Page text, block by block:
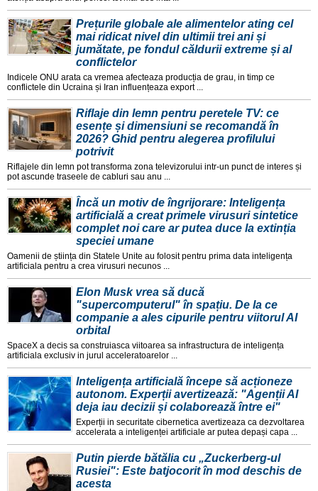
Prețurile globale ale alimentelor ating cel
mai ridicat nivel din ultimii trei ani și
jumătate, pe fondul căldurii extreme și al
conflictelor
Indicele ONU arata ca vremea afecteaza producția de grau, in timp ce
conflictele din Ucraina și Iran influențeaza export ...
Riflaje din lemn pentru peretele TV: ce
esențe și dimensiuni se recomandă în
2026? Ghid pentru alegerea profilului
potrivit
Riflajele din lemn pot transforma zona televizorului intr-un punct de interes și
pot ascunde traseele de cabluri sau anu ...
Încă un motiv de îngrijorare: Inteligența
artificială a creat primele virusuri sintetice
complet noi care ar putea duce la extinția
speciei umane
Oamenii de știința din Statele Unite au folosit pentru prima data inteligența
artificiala pentru a crea virusuri necunos ...
Elon Musk vrea să ducă
"supercomputerul" în spațiu. De la ce
companie a ales cipurile pentru viitorul AI
orbital
SpaceX a decis sa construiasca viitoarea sa infrastructura de inteligența
artificiala exclusiv in jurul acceleratoarelor ...
Inteligența artificială începe să acționeze
autonom. Experții avertizează: "Agenții AI
deja iau decizii și colaborează între ei"
Experții in securitate cibernetica avertizeaza ca dezvoltarea
accelerata a inteligenței artificiale ar putea depași capa ...
Putin pierde bătălia cu „Zuckerberg-ul
Rusiei": Este batjocorit în mod deschis de
acesta